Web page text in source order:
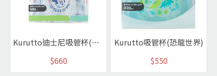
Kurutto迪士尼吸管杯(經典米奇)
$660
Kurutto吸管杯(恐龍世界)
$550